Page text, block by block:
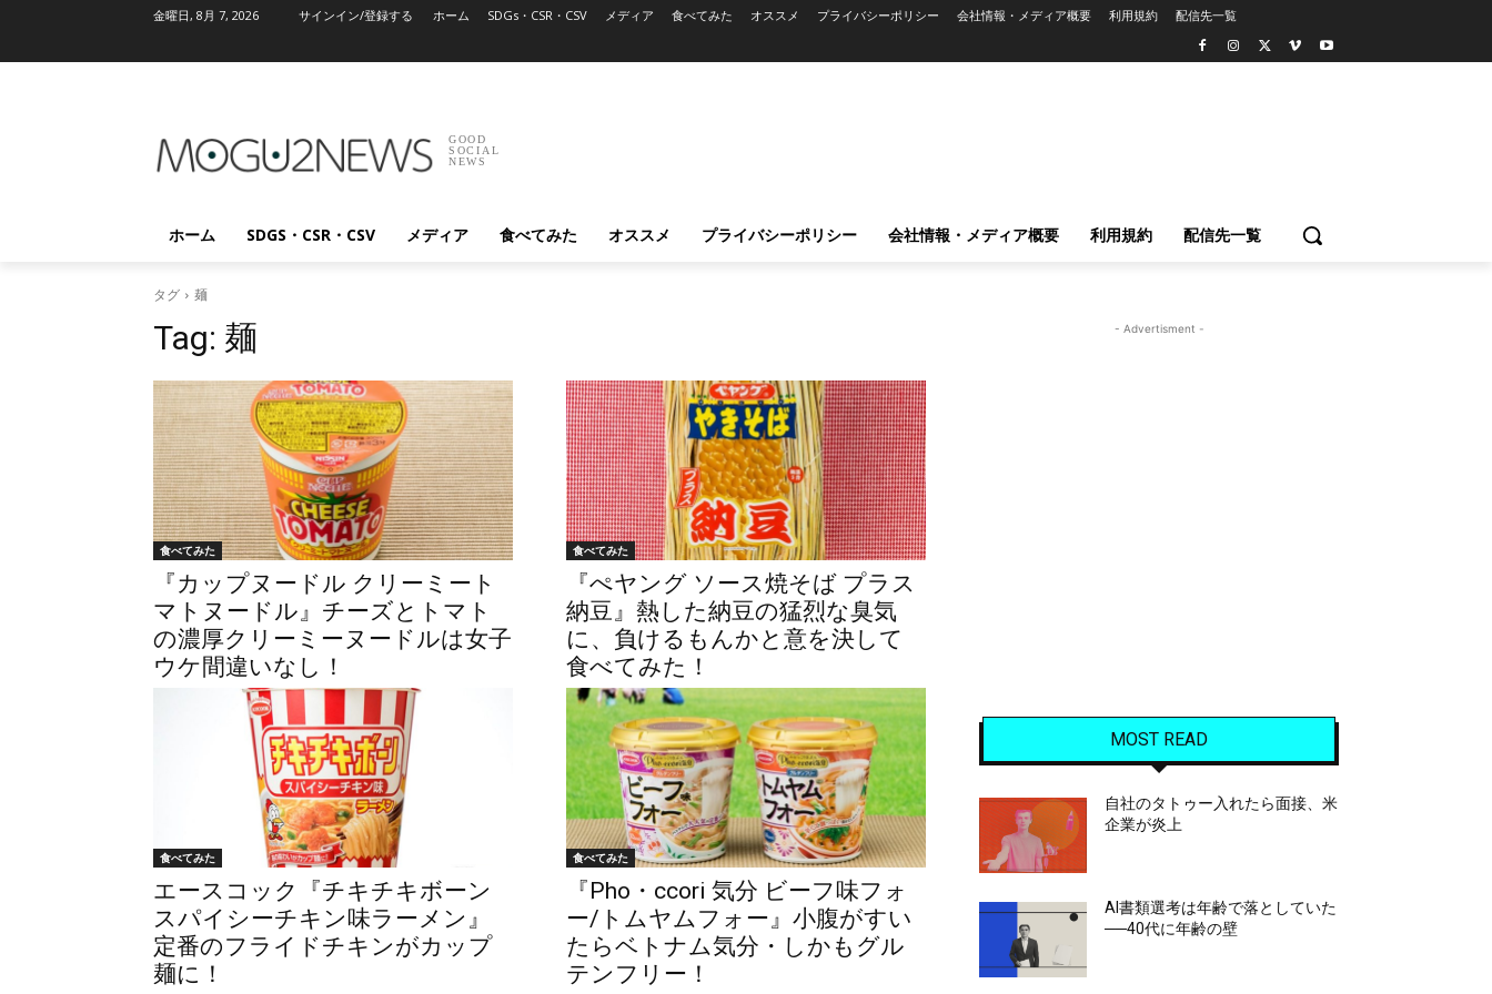
金曜日, 8月 7, 2026 サインイン/登録する ホーム SDGs・CSR・CSV メディア 食べてみた オススメ プライバシーポリシー 会社情報・メディア概要 利用規約 配信先一覧
GOOD
SOCIAL
NEWS
ホーム SDGS・CSR・CSV メディア 食べてみた オススメ プライバシーポリシー 会社情報・メディア概要 利用規約 配信先一覧
タグ 麺
Tag: 麺
食べてみた
『カップヌードル クリーミート
マトヌードル』チーズとトマト
の濃厚クリーミーヌードルは女子
ウケ間違いなし！
食べてみた
『ぺヤング ソース焼そば プラス
納豆』熱した納豆の猛烈な臭気
に、負けるもんかと意を決して
食べてみた！
食べてみた
エースコック『チキチキボーン
スパイシーチキン味ラーメン』
定番のフライドチキンがカップ
麺に！
食べてみた
『Pho・ccori 気分 ビーフ味フォ
ー/トムヤムフォー』小腹がすい
たらベトナム気分・しかもグル
テンフリー！
- Advertisment -
MOST READ
自社のタトゥー入れたら面接、米
企業が炎上
AI書類選考は年齢で落としていた
──40代に年齢の壁